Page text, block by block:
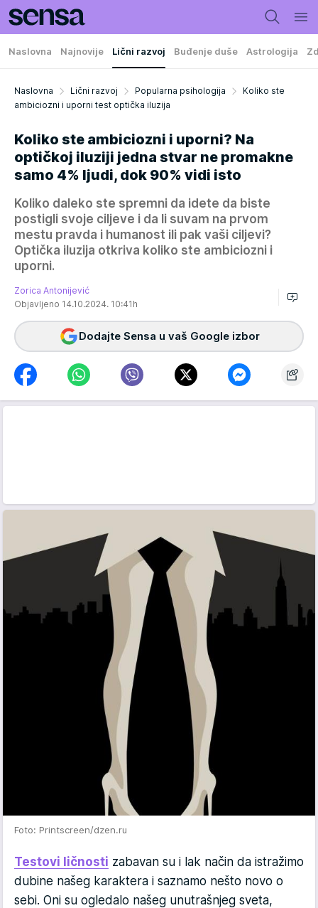
Naslovna Najnovije Lični razvoj Buđenje duše Astrologija
Naslovna Lični razvoj Popularna psihologija
Koliko ste
ambiciozni i uporni test optička iluzija
Koliko ste ambiciozni i uporni? Na
optičkoj iluziji jedna stvar ne promakne
samo 4% ljudi, dok 90% vidi isto
Koliko daleko ste spremni da idete da biste
postigli svoje ciljeve i da li suvam na prvom
mestu pravda i humanost ili pak vaši ciljevi?
Optička iluzija otkriva koliko ste ambiciozni i
uporni.
Zorica Antonijević
Objavljeno 14.10.2024. 10:41h
Dodajte Sensa u vaš Google izbor
Foto: Printscreen/dzen.ru
Testovi ličnosti zabavan su i lak način da istražimo
dubine našeg karaktera i saznamo nešto novo o
sebi. Oni su ogledalo našeg unutrašnjeg sveta,